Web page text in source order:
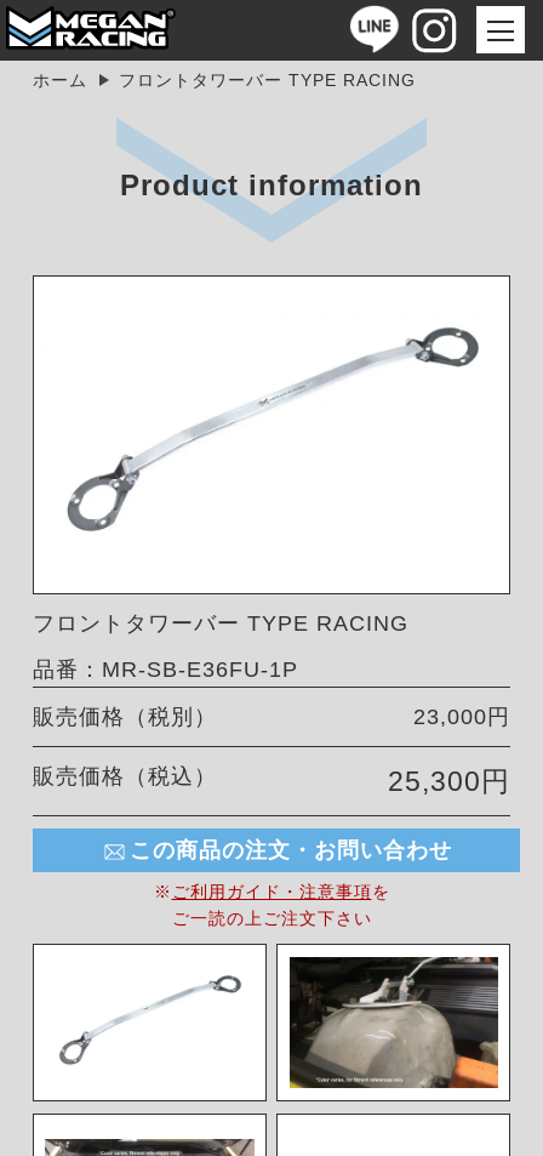
ホーム フロントタワーバー TYPE RACING
Product information
フロントタワーバー TYPE RACING
品番：MR-SB-E36FU-1P
販売価格（税別）
23,000円
販売価格（税込） 25,300円
この商品の注文・お問い合わせ
※ ご利用ガイド・注意事項を
ご一読の上ご注文下さい